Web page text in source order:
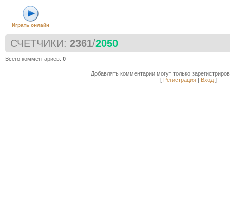
Играть онлайн
СЧЕТЧИКИ: 2361/2050
Всего комментариев: 0
Добавлять комментарии могут только
[ Регистрация | Вход ]